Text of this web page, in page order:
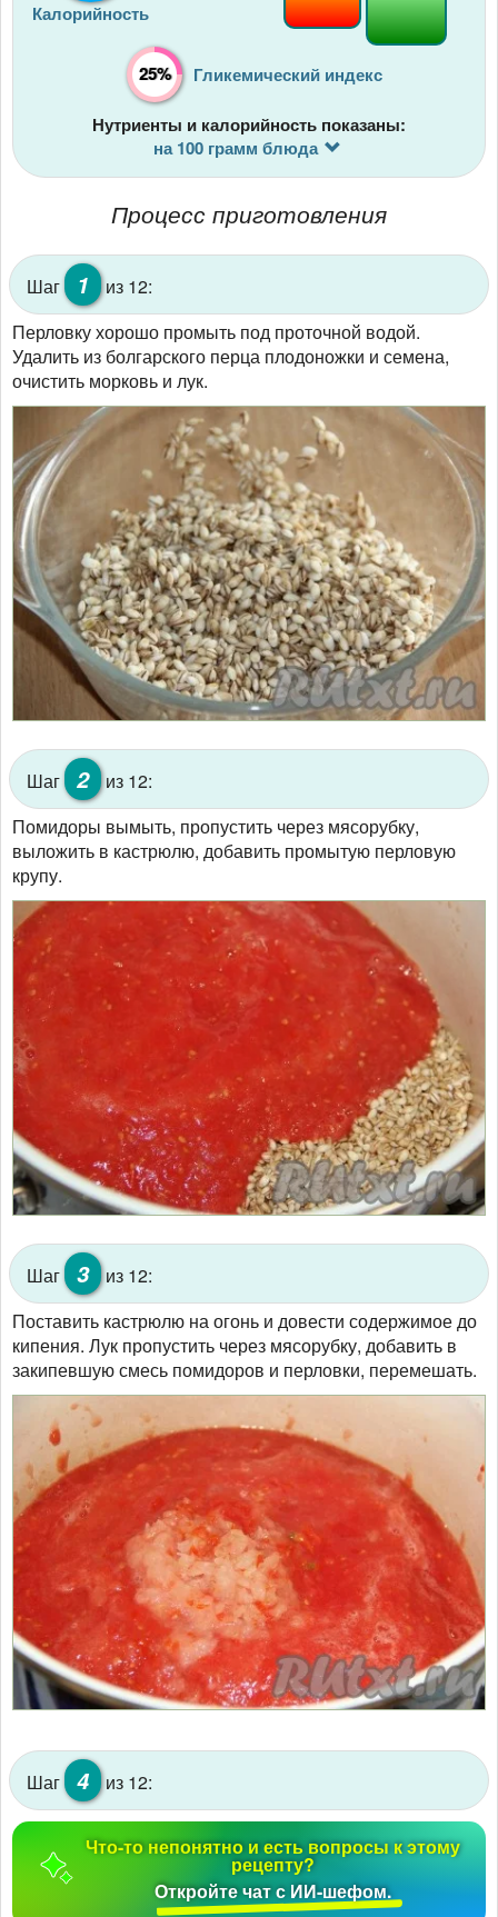
Калорийность
25% Гликемический индекс
Нутриенты и калорийность показаны:
на 100 грамм блюда
Процесс приготовления
Шаг 1
из 12:
Перловку хорошо промыть под проточной водой.
Удалить из болгарского перца плодоножки и семена,
очистить морковь и лук.
Шаг 2
из 12:
Помидоры вымыть, пропустить через мясорубку,
выложить в кастрюлю, добавить промытую перловую
крупу.
Шаг 3
из 12:
Поставить кастрюлю на огонь и довести содержимое до
кипения. Лук пропустить через мясорубку, добавить в
закипевшую смесь помидоров и перловки, перемешать.
Шаг 4 из 12:
Что-то непонятно и есть вопросы к этому
рецепту?
Откройте чат с ИИ-шефом.